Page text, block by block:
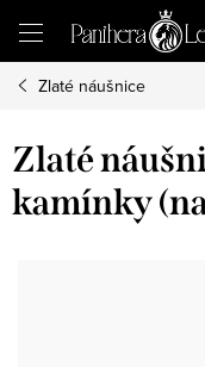
obsah
Zlaté náušnice
Zlaté
kamínky